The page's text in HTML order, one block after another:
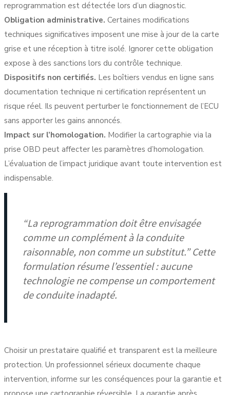
reprogrammation est détectée lors d’un diagnostic.
Obligation administrative. Certaines modifications
techniques significatives imposent une mise à jour de la carte
grise et une réception à titre isolé. Ignorer cette obligation
expose à des sanctions lors du contrôle technique.
Dispositifs non certifiés. Les boîtiers vendus en ligne sans
documentation technique ni certification représentent un
risque réel. Ils peuvent perturber le fonctionnement de l’ECU
sans apporter les gains annoncés.
Impact sur l’homologation. Modifier la cartographie via la
prise OBD peut affecter les paramètres d’homologation.
L’évaluation de l’impact juridique avant toute intervention est
indispensable.
“La reprogrammation doit être envisagée
comme un complément à la conduite
raisonnable, non comme un substitut.” Cette
formulation résume l’essentiel : aucune
technologie ne compense un comportement
de conduite inadapté.
Choisir un prestataire qualifié et transparent est la meilleure
protection. Un professionnel sérieux documente chaque
intervention, informe sur les conséquences pour la garantie et